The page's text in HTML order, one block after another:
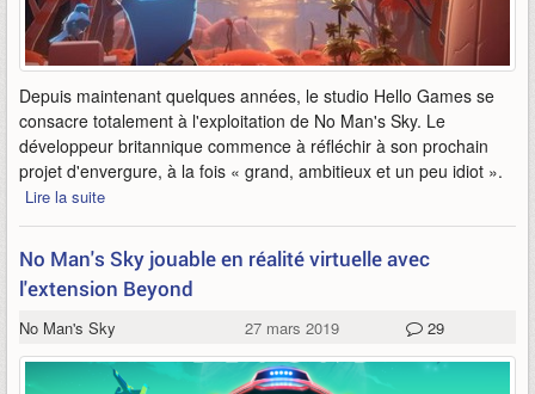
Depuis maintenant quelques années, le studio Hello Games se
consacre totalement à l'exploitation de No Man's Sky. Le
développeur britannique commence à réfléchir à son prochain
projet d'envergure, à la fois « grand, ambitieux et un peu idiot ».
Lire la suite
No Man's Sky jouable en réalité virtuelle avec
l'extension Beyond
No Man's Sky 27 mars 2019 29